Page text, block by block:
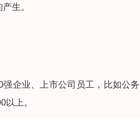
生。
企业、上市公司员工，比如公
上。